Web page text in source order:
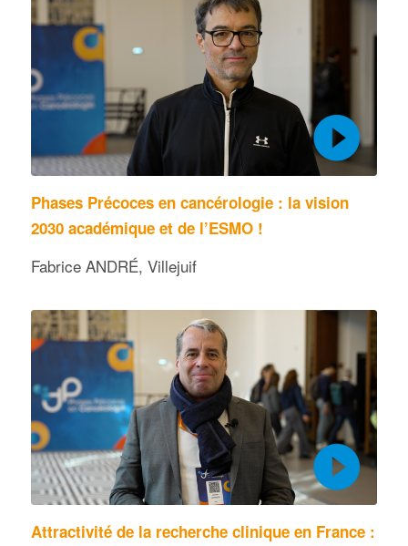
Phases Précoces en cancérologie : la vision
2030 académique et de l’ESMO !
Fabrice ANDRÉ, Villejuif
Attractivité de la recherche clinique en France :